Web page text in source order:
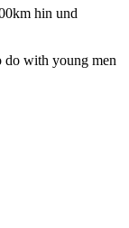
hin und
do with young men